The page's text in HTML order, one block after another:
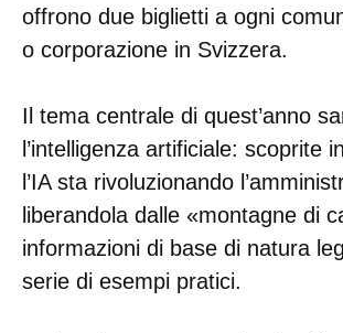
offrono due biglietti a ogni
o corporazione in Svizzera.
Il tema centrale di quest’anno
l’intelligenza artificiale: scoprite
l’IA sta rivoluzionando
liberandola dalle «montagne di
informazioni di base di natura
serie di esempi pratici.